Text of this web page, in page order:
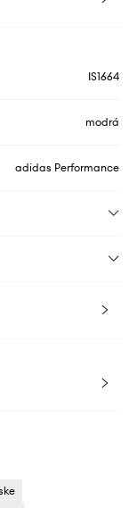
IS1664
modrá
adidas Performance